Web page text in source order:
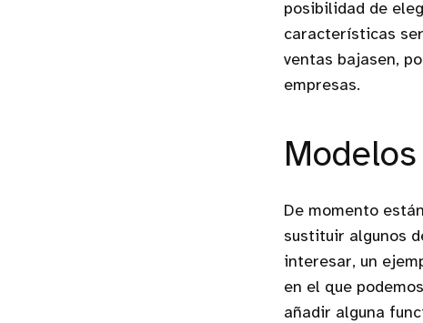
posibilidad de
características
ventas bajasen,
empresas.
De momento
sustituir algunos
interesar, un
en el que
añadir alguna